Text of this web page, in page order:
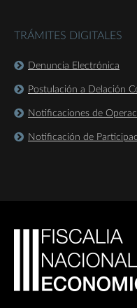
TRÁMITES DIGITALES
Denuncia Electrónica
Postulación a Delación
Notificaciones de
Notificación de